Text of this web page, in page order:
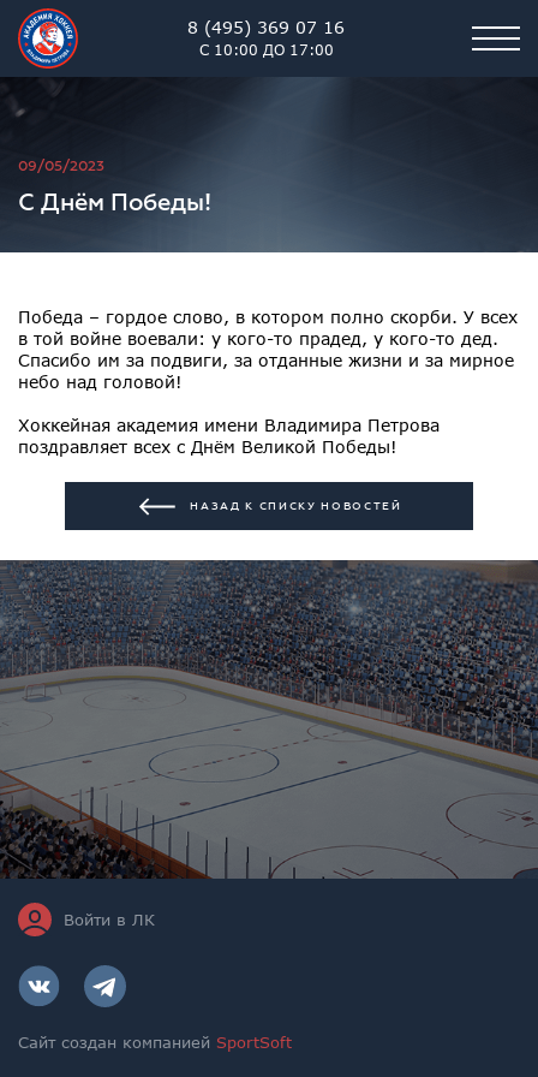
8 (495) 369 07 16
С 10:00 ДО 17:00
Академия хоккея им. В.В.
09/05/2023
С Днём Победы!
Победа – гордое слово, в котором полно скорби. У всех
в той войне воевали: у кого-то прадед, у кого-то дед.
Спасибо им за подвиги, за отданные жизни и за мирное
небо над головой!
Хоккейная академия имени Владимира Петрова
поздравляет всех с Днём Великой Победы!
НАЗАД К СПИСКУ НОВОСТЕЙ
Войти в ЛК
Сайт создан компанией SportSoft